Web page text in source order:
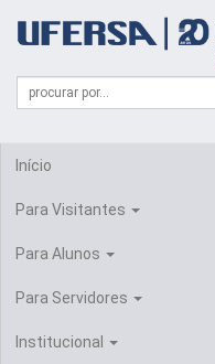
portal
UFERSA
Formulário
Busca
Campo
de
Início
Para Visitantes
Para Alunos
Para Servidores
Institucional